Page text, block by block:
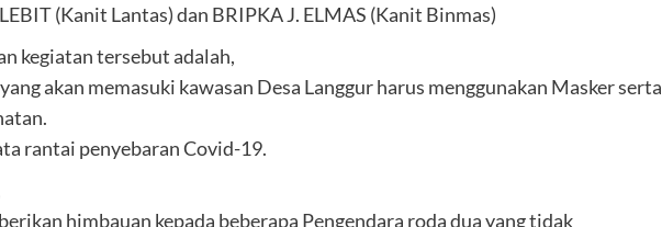
(Kanit Lantas) dan BRIPKA J. ELMAS (Kanit Binmas)
kegiatan tersebut adalah,
akan memasuki kawasan Desa Langgur harus menggunakan Masker serta
rantai penyebaran Covid-19.
himbauan kepada beberapa Pengendara roda dua yang tidak